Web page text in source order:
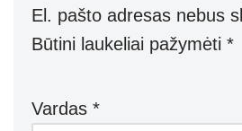
El. pašto adresas nebus
Būtini laukeliai pažymėti *
Vardas *